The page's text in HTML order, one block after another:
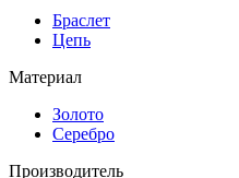
Браслет
Цепь
Материал
Золото
Серебро
Производитель